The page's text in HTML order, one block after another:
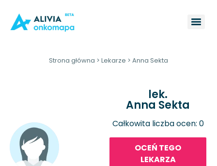
Strona główna > Lekarze > Anna Sekta
lek.
Anna Sekta
Całkowita liczba ocen: 0
OCEŃ TEGO
LEKARZA